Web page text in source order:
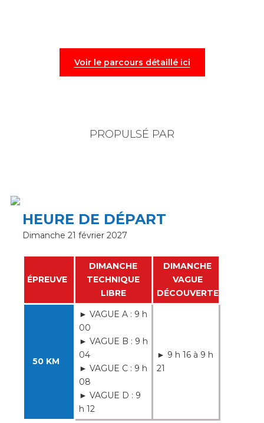
Voir le parcours détaillé ici
PROPULSÉ PAR
HEURE DE DÉPART
Dimanche 21 février 2027
ÉPREUVE
DIMANCHE
TECHNIQUE
LIBRE
DIMANCHE
VAGUE
DÉCOUVERTE
50 KM
► VAGUE A : 9 h
00
► VAGUE B : 9 h
04
► VAGUE C : 9 h
08
► VAGUE D : 9
h 12
► 9 h 16 à 9 h
21